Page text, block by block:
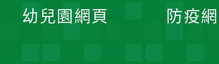
幼兒園網頁 防疫